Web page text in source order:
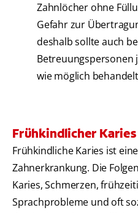
Zahnlöcher ohne
Gefahr zur
deshalb sollte auch
Betreuungspersonen
wie möglich
Frühkindlicher
Frühkindliche Karies ist
Zahnerkrankung. Die
Karies, Schmerzen,
Sprachprobleme und oft